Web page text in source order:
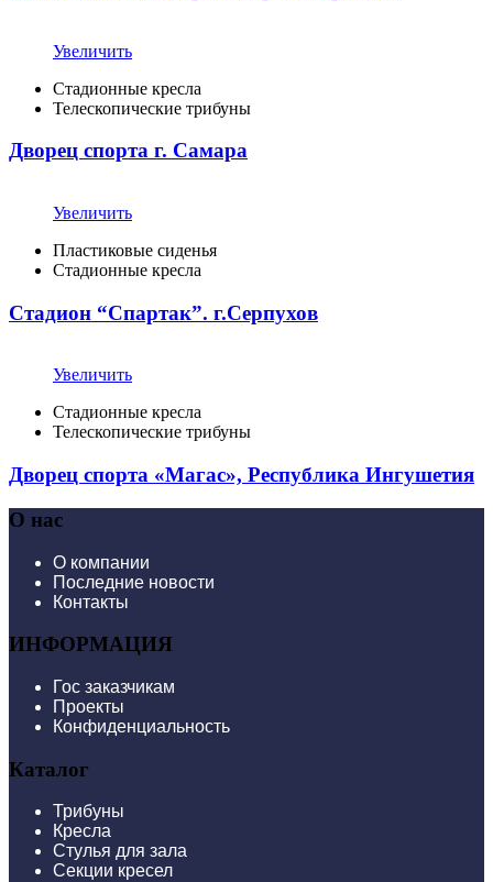
Увеличить
Стадионные кресла
Телескопические трибуны
Дворец спорта г. Самара
Увеличить
Пластиковые сиденья
Стадионные кресла
Стадион “Спартак”. г.Серпухов
Увеличить
Стадионные кресла
Телескопические трибуны
Дворец спорта «Магас», Республика Ингушетия
О нас
О компании
Последние новости
Контакты
ИНФОРМАЦИЯ
Гос заказчикам
Проекты
Конфиденциальность
Каталог
Трибуны
Кресла
Стулья для зала
Секции кресел